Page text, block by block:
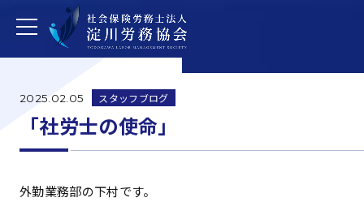
2025.02.05 スタッフブログ
「社労士の使命」
外勤業務部の下村です。